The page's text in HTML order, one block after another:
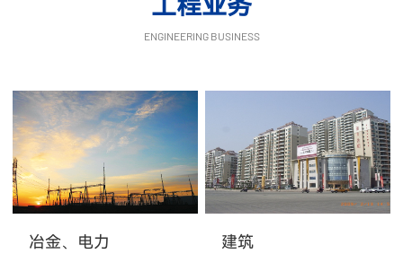
ENGINEERING BUSINESS
冶金、电力 建筑